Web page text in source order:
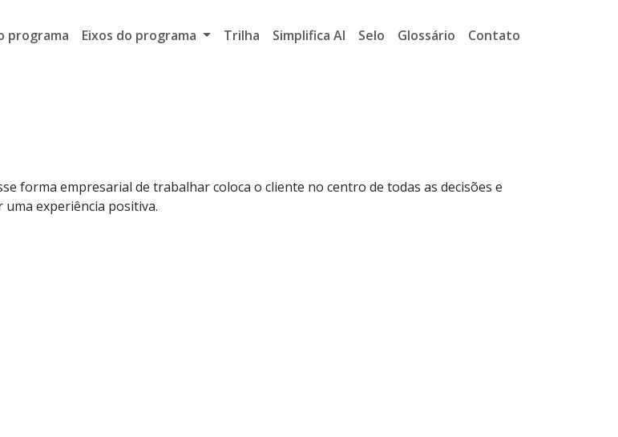
programa Eixos do programa Trilha Simplifica AI Selo Glossário Contato
forma empresarial de trabalhar coloca o cliente no centro de todas as decisões e
uma experiência positiva.